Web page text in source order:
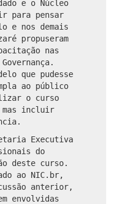
e o Núcleo
para pensar
e nos demais
propuseram
nas
que pudesse
ao público
o curso
mas incluir
Executiva
do
deste curso.
ao NIC.br,
anterior,
envolvidas